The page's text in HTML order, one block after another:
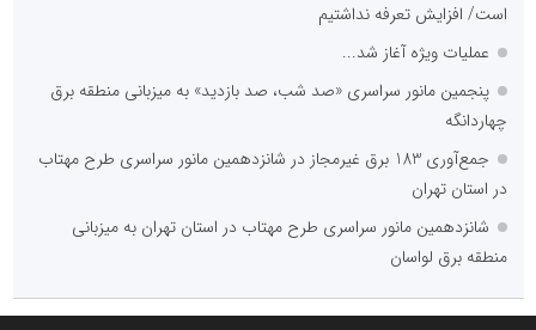
است/ افزایش تعرفه نداشتیم
عملیات ویژه آغاز شد...
پنجمین مانور سراسری «صد شب، صد بازدید» به میزبانی منطقه برق
چهاردانگه
جمع‌آوری 183 برق غیرمجاز در شانزدهمین مانور سراسری طرح مهتاب
در استان تهران
شانزدهمین مانور سراسری طرح مهتاب در استان تهران به میزبانی
منطقه برق لواسان